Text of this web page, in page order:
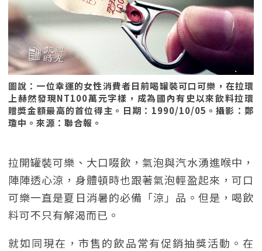
圖說：一位幸運的女性消費者日前喝罐裝可口可樂，在拉環
上赫然發現NT100萬元字樣，成為國內有史以來飲料拉環
贈獎金額最高的首位得主。日期：1990/10/05。攝影：鄭
瓊中。來源：聯合報。
拉開罐裝可樂、大口啜飲，氣泡與汽水湧進喉中，
陣陣透心涼，身體頓時也跟著氣泡輕盈起來，可口
可樂一直是夏日消暑的必備「涼」品。但是，喝飲
料可不只有解渴而已。
就如同現在，市售的飲品常有促銷抽獎活動。在